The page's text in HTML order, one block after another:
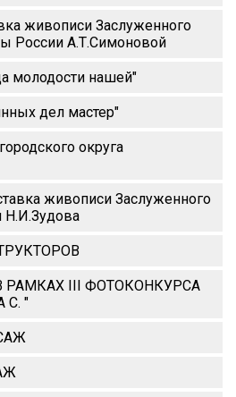
живописи Заслуженного
России А.Т.Симоновой
молодости нашей"
дел мастер"
округа
живописи Заслуженного
Н.И.Зудова
РАМКАХ III ФОТОКОНКУРСА
С. "